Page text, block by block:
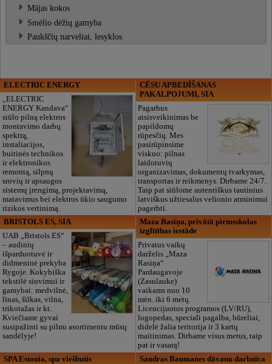
Mājas kokos
Smėlio dėžių gamyba
Paukščių narveliai, lesyklos
ELECTRIC ENERGY
„ELECTRIC
ENERGY Kandava“
siūlo pilną elektros
montavimo darbų
spektrą,
instaliacijos,
buitinės technikos
ir elektronikos
remontą, silpnų
srovių ir apsaugos
sistemų įrengimą, projektavimą,
matavimus bei elektros ūkio saugumo
rizikos vertinimą.
CĒSU APBEDĪŠANAS
PAKALPOJUMI, SIA
Pagarbus
atsisveikinimas be
papildomų
rūpesčių. Mes
pasirūpinsime
viskuo: pilnas
laidotuvių
organizavimas, dokumentų tvarkymas,
transportas ir reikmenys. Dirbame 24/7.
Taip pat siūlome autentiškus tautinius
latviškus užtiesalus velionio atminimui
pagerbti.
BRISTOLS ES, SIA
UAB „Bristols ES“
– audinių
išparduotuvė ir
didmeninė prekyba
Rygoje. Kokybiška
tekstilė siuvimui ir
gamybai: medvilnė,
linas, šilkas, vilna,
trikotažas ir kt.
Kviečiame gyvai
susipažinti su pilnu asortimentu mūsų
sandėlyje!
Maza Rasiņa, privātā pirmsskolas
izglītības iestāde
Privatus vaikų
darželis „Maza
Rasiņa“
Pardaugavoje
(Zasulauke)
vaikams nuo 10
mėn. iki 6 metų.
Licencijuotos programos (LV/RU),
logopedas, speciali pagalba, būreliai,
didelė žalia teritorija ir 3 kartų
maitinimas. Dirbame visus metus, taip
pat ir vasarą!
SPA Estonia, spa viešbutis
Sandras Baumanes dāvanu darbnīca